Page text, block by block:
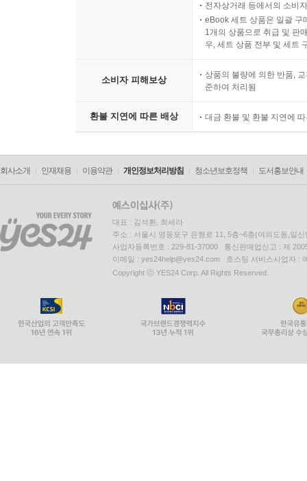
전자상거래 등에서의 소비
eBook 세트 상품은 일괄 구
1개의 상품으로 취급 및 판
우, 세트 상품 전부 및 세트
소비자 피해보상
상품의 불량에 의한 반품,
준하여 처리됨
환불 지연에 따른 배상 대금 환불 및 환불 지연에
회사소개 인재채용 이용약관 개인정보처리방침 청소년보호정책 도서홍보안내
대표 : 김석환, 최세라
주소 : 서울시 영등포구 은행로 11, 5층~6층(여의도동,일신
사업자등록번호 : 229-81-37000 통신판매업신고 : 제
이메일 : yes24help@yes24.com 호스팅 서비스사업자 :
Copyright ⓒ YES24 Corp. All Rights Reserved.